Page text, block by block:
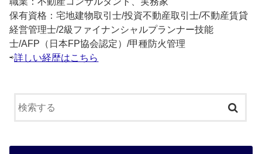
保有資格：宅地建物取引士/投資不動産取引士/不動産賃貸
経営管理士/2級ファイナンシャルプランナー技能
士/AFP（日本FP協会認定）/甲種防火管理
⇨詳しい経歴はこちら